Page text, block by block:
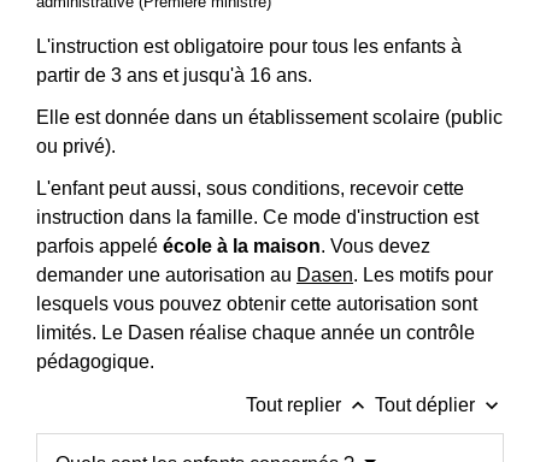
L'instruction est obligatoire pour tous les enfants à
partir de 3 ans et jusqu'à 16 ans.
Elle est donnée dans un établissement scolaire (public
ou privé).
L'enfant peut aussi, sous conditions, recevoir cette
instruction dans la famille. Ce mode d'instruction est
parfois appelé école à la maison. Vous devez
demander une autorisation au Dasen. Les motifs pour
lesquels vous pouvez obtenir cette autorisation sont
limités. Le Dasen réalise chaque année un contrôle
pédagogique.
Tout replier keyboard_arrow_up Tout déplier keyboard_arrow_down